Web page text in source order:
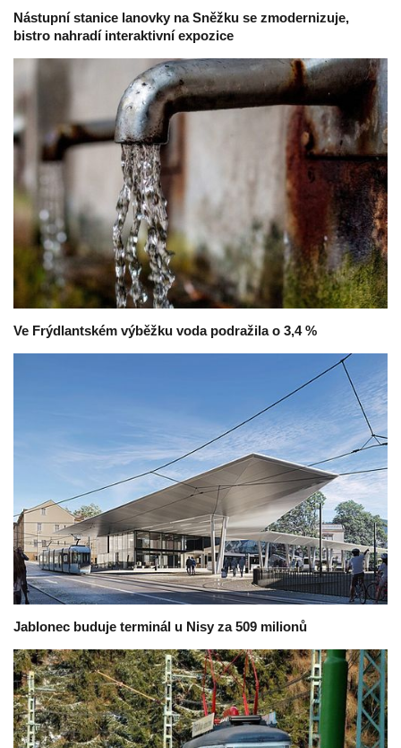
Nástupní stanice lanovky na Sněžku se zmodernizuje,
bistro nahradí interaktivní expozice
Ve Frýdlantském výběžku voda podražila o 3,4 %
Jablonec buduje terminál u Nisy za 509 milionů